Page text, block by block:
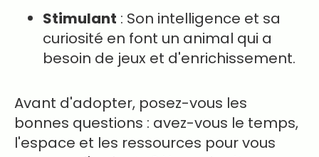
Stimulant : Son intelligence et sa
curiosité en font un animal qui a
besoin de jeux et d'enrichissement.
Avant d'adopter, posez-vous les
bonnes questions : avez-vous le temps,
l'espace et les ressources pour vous